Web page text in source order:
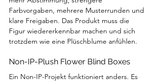
Farbvorgaben, mehrere Musterrunden und
klare Freigaben. Das Produkt muss die
Figur wiedererkennbar machen und sich
trotzdem wie eine Plüschblume anfühlen.
Non-IP-Plush Flower Blind Boxes
Ein Non-IP-Projekt funktioniert anders. Es